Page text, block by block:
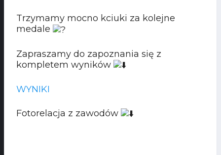
Trzymamy mocno kciuki za kolejne
medale
Zapraszamy do zapoznania się z
kompletem wyników
WYNIKI
Fotorelacja z zawodów